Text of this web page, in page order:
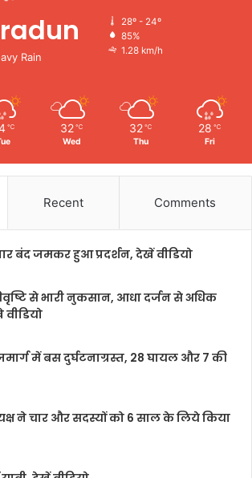
Rain
28º - 24º
85%
1.28 km/h
℃ 32 ℃
Wed
32 ℃
Thu
28 ℃
Fri
Recent Comments
बंद जमकर हुआ प्रदर्शन, देखें वीडियो
से भारी नुकसान, आधा दर्जन से अधिक
में बस दुर्घटनाग्रस्त, 28 घायल और 7 की
ने चार और सदस्यों को 6 साल के लिये किया